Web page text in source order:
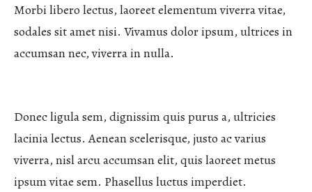
Morbi libero lectus, laoreet elementum viverra vitae,
sodales sit amet nisi. Vivamus dolor ipsum, ultrices in
accumsan nec, viverra in nulla.
Donec ligula sem, dignissim quis purus a, ultricies
lacinia lectus. Aenean scelerisque, justo ac varius
viverra, nisl arcu accumsan elit, quis laoreet metus
ipsum vitae sem. Phasellus luctus imperdiet.